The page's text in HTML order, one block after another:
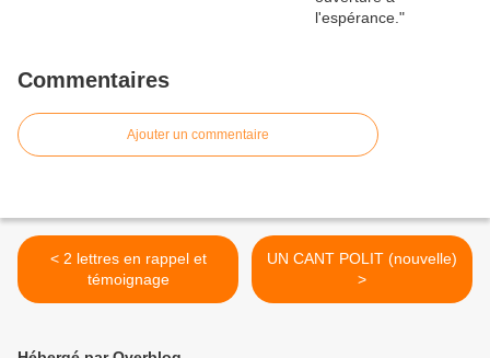
Commentaires
Ajouter un commentaire
< 2 lettres en rappel et
témoignage
UN CANT POLIT (nouvelle)
>